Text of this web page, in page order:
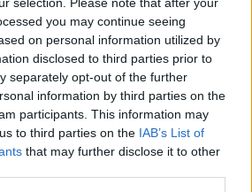
you may continue seeing
on personal information utilized by
disclosed to third parties prior to
separately opt-out of the further
information by third parties on the
participants. This information may
to third parties on the IAB’s List of
that may further disclose it to other
Λαζαράκου τόνισε
επιτυχής ολοκλήρωση της
κεφαλαίου της ΔΕΗ, η οποία
μεγαλύτερη προσφορά
του ελληνικού
την αυξημένη
διεθνών επενδυτών στις